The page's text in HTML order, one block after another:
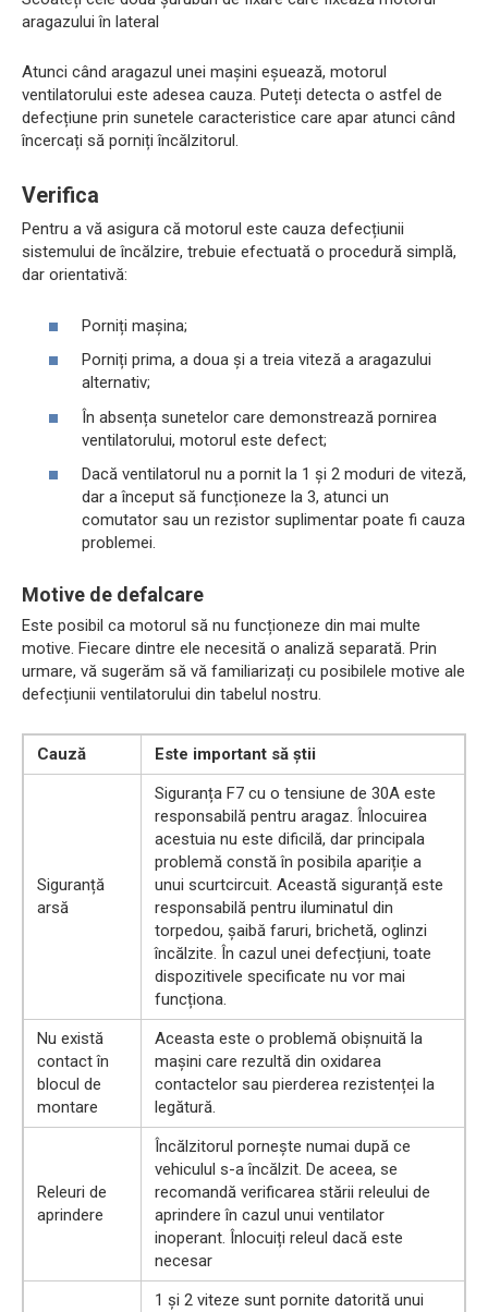
aragazului în lateral
Atunci când aragazul unei mașini eșuează, motorul
ventilatorului este adesea cauza. Puteți detecta o astfel de
defecțiune prin sunetele caracteristice care apar atunci când
încercați să porniți încălzitorul.
Verifica
Pentru a vă asigura că motorul este cauza defecțiunii
sistemului de încălzire, trebuie efectuată o procedură simplă,
dar orientativă:
Porniți mașina;
Porniți prima, a doua și a treia viteză a aragazului
alternativ;
În absența sunetelor care demonstrează pornirea
ventilatorului, motorul este defect;
Dacă ventilatorul nu a pornit la 1 și 2 moduri de viteză,
dar a început să funcționeze la 3, atunci un
comutator sau un rezistor suplimentar poate fi cauza
problemei.
Motive de defalcare
Este posibil ca motorul să nu funcționeze din mai multe
motive. Fiecare dintre ele necesită o analiză separată. Prin
urmare, vă sugerăm să vă familiarizați cu posibilele motive ale
defecțiunii ventilatorului din tabelul nostru.
Cauză Este important să știi
Siguranță
arsă
Siguranța F7 cu o tensiune de 30A este
responsabilă pentru aragaz. Înlocuirea
acestuia nu este dificilă, dar principala
problemă constă în posibila apariție a
unui scurtcircuit. Această siguranță este
responsabilă pentru iluminatul din
torpedou, șaibă faruri, brichetă, oglinzi
încălzite. În cazul unei defecțiuni, toate
dispozitivele specificate nu vor mai
funcționa.
Nu există
contact în
blocul de
montare
Aceasta este o problemă obișnuită la
mașini care rezultă din oxidarea
contactelor sau pierderea rezistenței la
legătură.
Releuri de
aprindere
Încălzitorul pornește numai după ce
vehiculul s-a încălzit. De aceea, se
recomandă verificarea stării releului de
aprindere în cazul unui ventilator
inoperant. Înlocuiți releul dacă este
necesar
1 și 2 viteze sunt pornite datorită unui